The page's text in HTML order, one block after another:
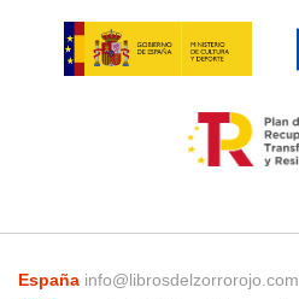
España info@librosdelzorrorojo.com